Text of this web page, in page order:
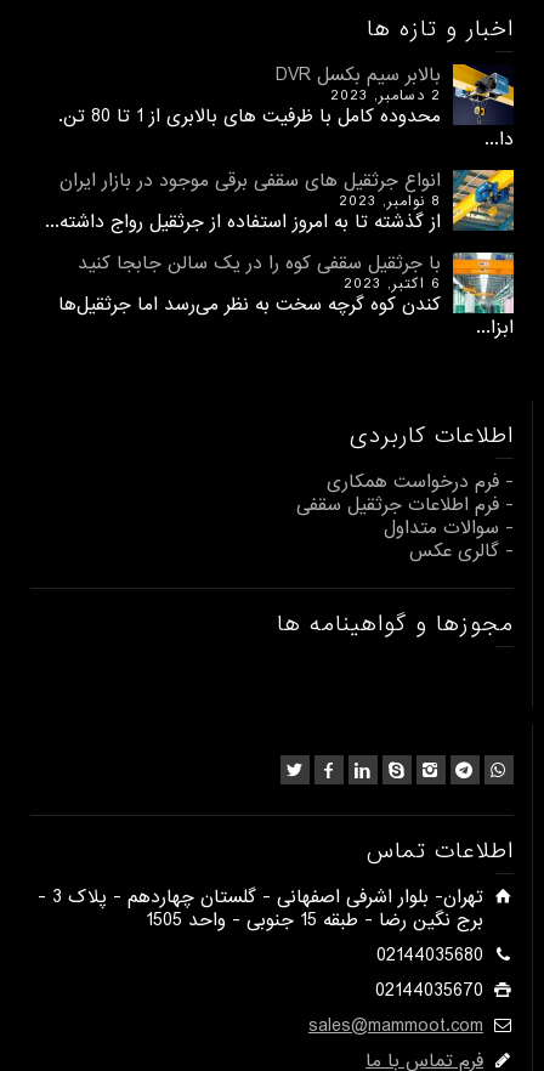
اخبار و تازه ها
بالابر سیم بکسل DVR
2 دسامبر, 2023
محدوده کامل با ظرفیت های بالابری از 1 تا 80 تن.
دا...
انواع جرثقیل های سقفی برقی موجود در بازار ایران
8 نوامبر, 2023
از گذشته تا به امروز استفاده از جرثقیل رواج داشته...
با جرثقیل سقفی کوه را در یک سالن جابجا کنید
6 اکتبر, 2023
کندن کوه گرچه سخت به نظر می‌رسد اما جرثقیل‌ها
ابزا...
اطلاعات کاربردی
- فرم درخواست همکاری
- فرم اطلاعات جرثقیل سقفی
- سوالات متداول
- گالری عکس
مجوزها و گواهینامه ها
اطلاعات تماس
​تهران- بلوار اشرفی اصفهانی - گلستان چهاردهم - پلاک 3 -
برج نگین رضا - طبقه 15 جنوبی - واحد 1505​
02144035680
02144035670
sales@mammoot.com
فرم تماس با ما